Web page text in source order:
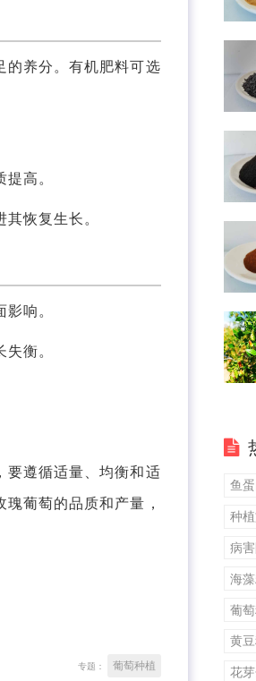
养分。有机肥料可选
高。
恢复生长。
响。
衡。
遵循适量、均衡和适
葡萄的品质和产量，
专题： 葡萄种植
鱼
种
病
海
葡
黄
花